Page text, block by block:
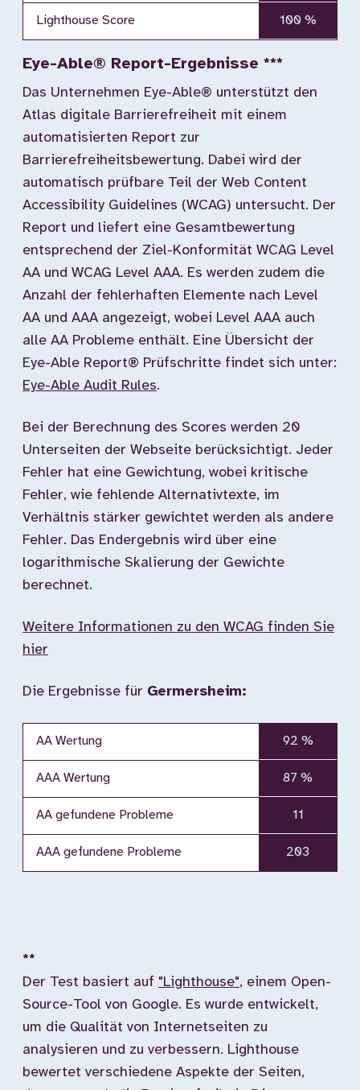
Lighthouse Score 100 %
Eye-Able® Report-Ergebnisse ***
Das Unternehmen Eye-Able® unterstützt den
Atlas digitale Barrierefreiheit mit einem
automatisierten Report zur
Barrierefreiheitsbewertung. Dabei wird der
automatisch prüfbare Teil der Web Content
Accessibility Guidelines (WCAG) untersucht. Der
Report und liefert eine Gesamtbewertung
entsprechend der Ziel-Konformität WCAG Level
AA und WCAG Level AAA. Es werden zudem die
Anzahl der fehlerhaften Elemente nach Level
AA und AAA angezeigt, wobei Level AAA auch
alle AA Probleme enthält. Eine Übersicht der
Eye-Able Report® Prüfschritte findet sich unter:
Eye-Able Audit Rules.
Bei der Berechnung des Scores werden 20
Unterseiten der Webseite berücksichtigt. Jeder
Fehler hat eine Gewichtung, wobei kritische
Fehler, wie fehlende Alternativtexte, im
Verhältnis stärker gewichtet werden als andere
Fehler. Das Endergebnis wird über eine
logarithmische Skalierung der Gewichte
berechnet.
Weitere Informationen zu den WCAG finden Sie
hier
Die Ergebnisse für Germersheim:
AA Wertung 92 %
AAA Wertung 87 %
AA gefundene Probleme 11
AAA gefundene Probleme 203
**
Der Test basiert auf "Lighthouse", einem Open-
Source-Tool von Google. Es wurde entwickelt,
um die Qualität von Internetseiten zu
analysieren und zu verbessern. Lighthouse
bewertet verschiedene Aspekte der Seiten,